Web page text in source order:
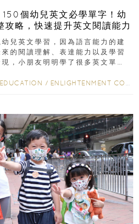
個幼兒英文必學單字！幼
攻略，快速提升英文閱讀能力
兒英文學習，因為語言能力的建
的閱讀理解、表達能力以及學習
，小朋友明明學了很多英文單
EDUCATION / ENLIGHTENMENT CORNER